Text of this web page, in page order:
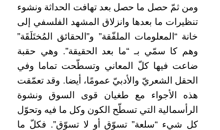
ومن ثمّ حصل ما حصل بعد تهافت الحداثة ونشوء
تنظيرات ما بعدها وانزلاق المشهد الفلسفي إلى
خانة “المعلومات الملفّقة” و”الحقائق المُختَلَقَة”
وهم كا سمّي بـ “ما بعد الحقيقة”. وهي حقبة
ضاعت فيها كلّ المعاني وتسطّحت تماما وفي
الحقل الشعريّ والأدبيّ عمومًا، أيضا. وقد تعمّقت
هذه الأجواء مع طغيان قوى السوق ونشوة
الرأسمالية التي تسطّح الكون وكل ما فيه وتحوّل
كل شيء “سلعة” تسوّق أو لا تسوّق”. فكلّ ما